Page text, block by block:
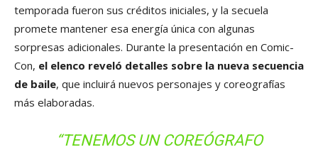
temporada fueron sus créditos iniciales, y la secuela
promete mantener esa energía única con algunas
sorpresas adicionales. Durante la presentación en Comic-
Con, el elenco reveló detalles sobre la nueva secuencia
de baile, que incluirá nuevos personajes y coreografías
más elaboradas.
“TENEMOS UN COREÓGRAFO